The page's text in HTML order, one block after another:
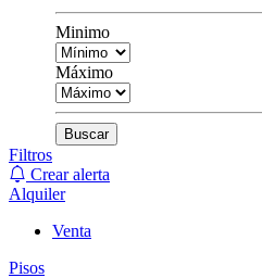
Minimo
Máximo
Buscar
Filtros
Crear alerta
Alquiler
Venta
Pisos